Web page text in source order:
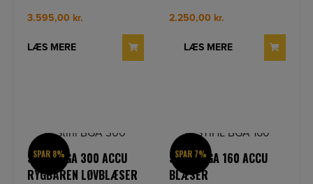
ekstrem ydelse, til professi
3.595,00 kr.
LÆS MERE
at betjene, til prof
2.250,00 kr.
LÆS MERE
SPAR 8%
STIHL BGA 300 ACCU
RYGBÅREN LØVBLÆSER
SPAR 7%
STIHL BGA 160 ACCU
BLÆSER